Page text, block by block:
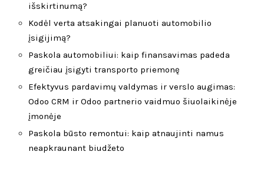
išskirtinumą?
Kodėl verta atsakingai planuoti automobilio
įsigijimą?
Paskola automobiliui: kaip finansavimas padeda
greičiau įsigyti transporto priemonę
Efektyvus pardavimų valdymas ir verslo augimas:
Odoo CRM ir Odoo partnerio vaidmuo šiuolaikinėje
įmonėje
Paskola būsto remontui: kaip atnaujinti namus
neapkraunant biudžeto